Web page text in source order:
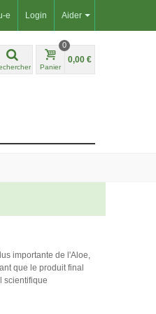
Aider
e Login
Panier
0
0,00 €
importante de l'Aloe,
que le produit final
scientifique